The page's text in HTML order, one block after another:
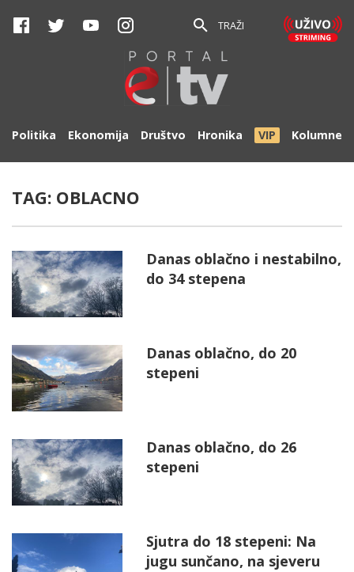
TRAŽI
Politika Ekonomija Društvo Hronika VIP Kolumne
TAG: OBLACNO
Danas oblačno i nestabilno,
do 34 stepena
Danas oblačno, do 20
stepeni
Danas oblačno, do 26
stepeni
Sjutra do 18 stepeni: Na
jugu sunčano, na sjeveru